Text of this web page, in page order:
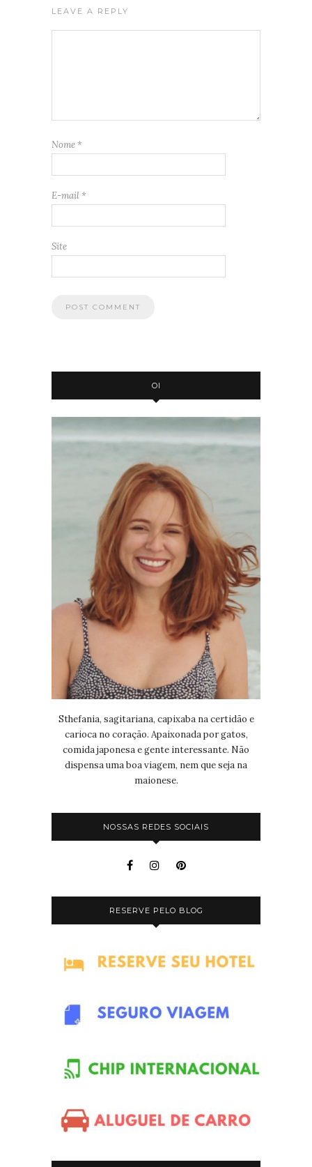
LEAVE A REPLY
Nome *
E-mail *
Site
OI
Sthefania, sagitariana, capixaba na certidão e
carioca no coração. Apaixonada por gatos,
comida japonesa e gente interessante. Não
dispensa uma boa viagem, nem que seja na
maionese.
NOSSAS REDES SOCIAIS
RESERVE PELO BLOG